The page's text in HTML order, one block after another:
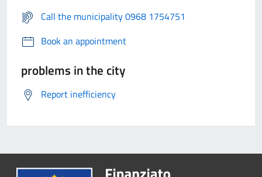
Call the municipality 0968 1754751
Book an appointment
problems in the city
Report inefficiency